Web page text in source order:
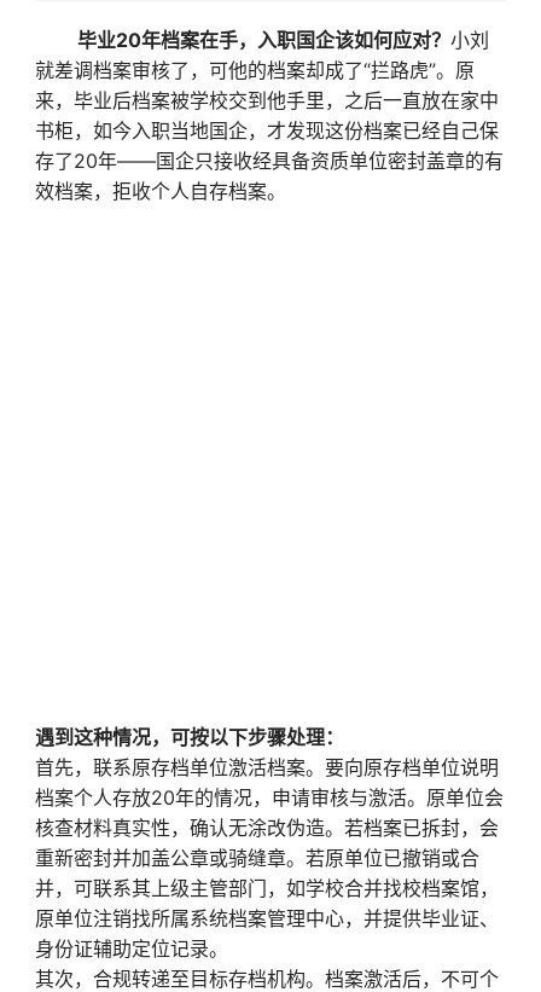
毕业20年档案在手，入职国企该如何应对？ 小刘
就差调档案审核了，可他的档案却成了“拦路虎”。原
来，毕业后档案被学校交到他手里，之后一直放在家中
书柜，如今入职当地国企，才发现这份档案已经自己保
存了20年——国企只接收经具备资质单位密封盖章的有
效档案，拒收个人自存档案。
遇到这种情况，可按以下步骤处理：
首先，联系原存档单位激活档案。要向原存档单位说明
档案个人存放20年的情况，申请审核与激活。原单位会
核查材料真实性，确认无涂改伪造。若档案已拆封，会
重新密封并加盖公章或骑缝章。若原单位已撤销或合
并，可联系其上级主管部门，如学校合并找校档案馆，
原单位注销找所属系统档案管理中心，并提供毕业证、
身份证辅助定位记录。
其次，合规转递至目标存档机构。档案激活后，不可个